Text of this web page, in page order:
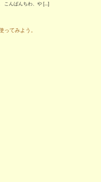
こんばんちわ、や [...]